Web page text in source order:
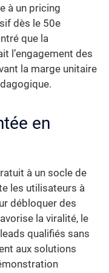
à un pricing
dès le 50e
que la
l’engagement des
la marge unitaire
en
à un socle de
les utilisateurs à
débloquer des
la viralité, le
qualifiés sans
aux solutions